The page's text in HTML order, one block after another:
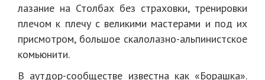
лазание на Столбах без страховки, тренировки
плечом к плечу с великими мастерами и под их
присмотром, большое скалолазно-альпинистское
комьюнити.
В аутдор-сообществе известна как «Борашка».